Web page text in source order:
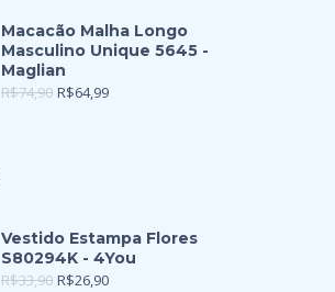
Macacão Malha Longo
Masculino Unique 5645 -
Maglian
R$74,90 R$64,99
Vestido Estampa Flores
S80294K - 4You
R$33,90 R$26,90